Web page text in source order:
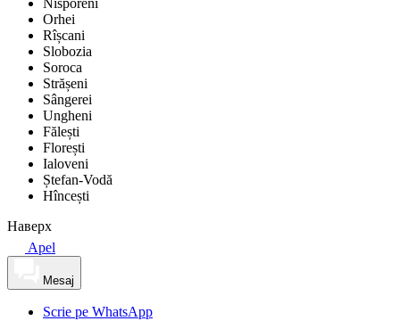
Orhei
Rîșcani
Slobozia
Soroca
Strășeni
Sângerei
Ungheni
Fălești
Florești
Ialoveni
Ștefan-Vodă
Hîncești
Наверх
Apel
Mesaj
Scrie pe WhatsApp